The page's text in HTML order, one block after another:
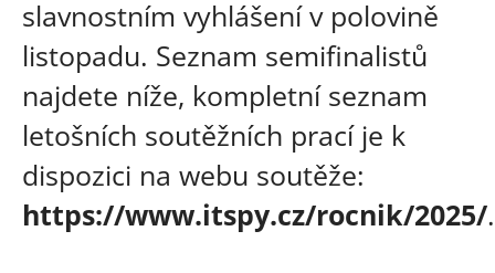
slavnostním vyhlášení v polovině
listopadu. Seznam semifinalistů
najdete níže, kompletní seznam
letošních soutěžních prací je k
dispozici na webu soutěže:
https://www.itspy.cz/rocnik/2025/.